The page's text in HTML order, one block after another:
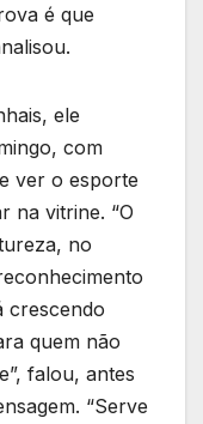
é que
ele
com
ver o esporte
na vitrine. “O
no
crescendo
quem não
falou, antes
“Serve